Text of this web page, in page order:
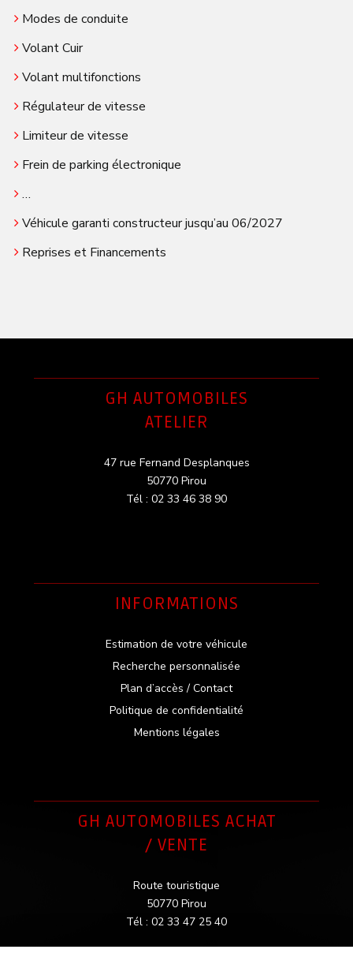
Modes de conduite
Volant Cuir
Volant multifonctions
Régulateur de vitesse
Limiteur de vitesse
Frein de parking électronique
…
Véhicule garanti constructeur jusqu’au 06/2027
Reprises et Financements
GH AUTOMOBILES
ATELIER
47 rue Fernand Desplanques
50770 Pirou
Tél : 02 33 46 38 90
INFORMATIONS
Estimation de votre véhicule
Recherche personnalisée
Plan d’accès / Contact
Politique de confidentialité
Mentions légales
GH AUTOMOBILES ACHAT
/ VENTE
Route touristique
50770 Pirou
Tél : 02 33 47 25 40